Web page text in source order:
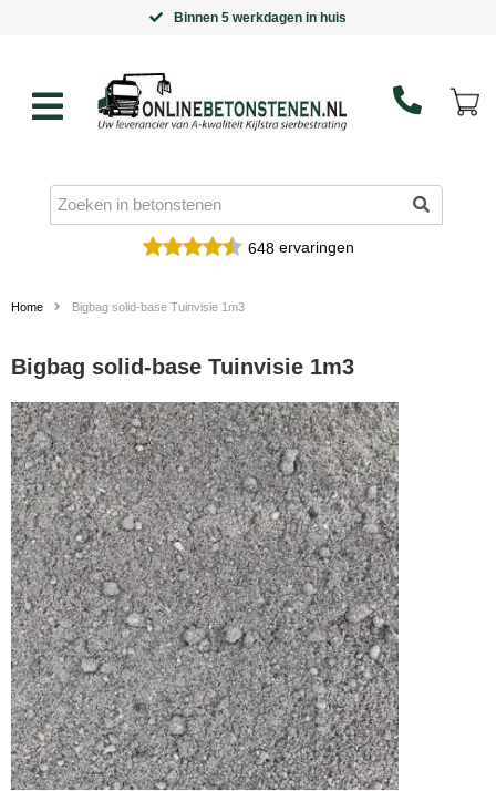
Binnen 5 werkdagen in huis
648ervaringen
Home Bigbag solid-base Tuinvisie 1m3
Bigbag solid-base Tuinvisie 1m3